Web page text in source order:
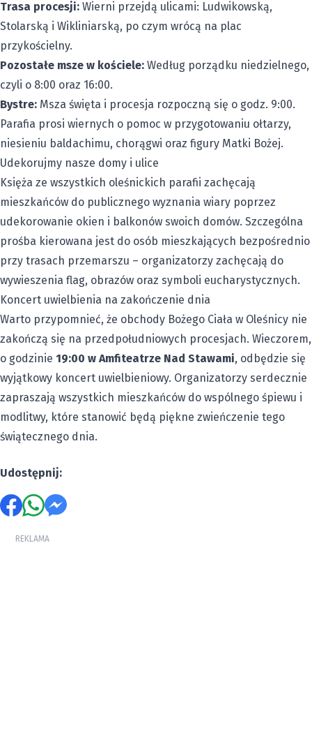
Trasa procesji: Wierni przejdą ulicami: Ludwikowską,
Stolarską i Wikliniarską, po czym wrócą na plac
przykościelny.
Pozostałe msze w kościele: Według porządku niedzielnego,
czyli o 8:00 oraz 16:00.
Bystre: Msza święta i procesja rozpoczną się o godz. 9:00.
Parafia prosi wiernych o pomoc w przygotowaniu ołtarzy,
niesieniu baldachimu, chorągwi oraz figury Matki Bożej.
Udekorujmy nasze domy i ulice
Księża ze wszystkich oleśnickich parafii zachęcają
mieszkańców do publicznego wyznania wiary poprzez
udekorowanie okien i balkonów swoich domów. Szczególna
prośba kierowana jest do osób mieszkających bezpośrednio
przy trasach przemarszu – organizatorzy zachęcają do
wywieszenia flag, obrazów oraz symboli eucharystycznych.
Koncert uwielbienia na zakończenie dnia
Warto przypomnieć, że obchody Bożego Ciała w Oleśnicy nie
zakończą się na przedpołudniowych procesjach. Wieczorem,
o godzinie 19:00 w Amfiteatrze Nad Stawami, odbędzie się
wyjątkowy koncert uwielbieniowy. Organizatorzy serdecznie
zapraszają wszystkich mieszkańców do wspólnego śpiewu i
modlitwy, które stanowić będą piękne zwieńczenie tego
świątecznego dnia.
Udostępnij:
REKLAMA